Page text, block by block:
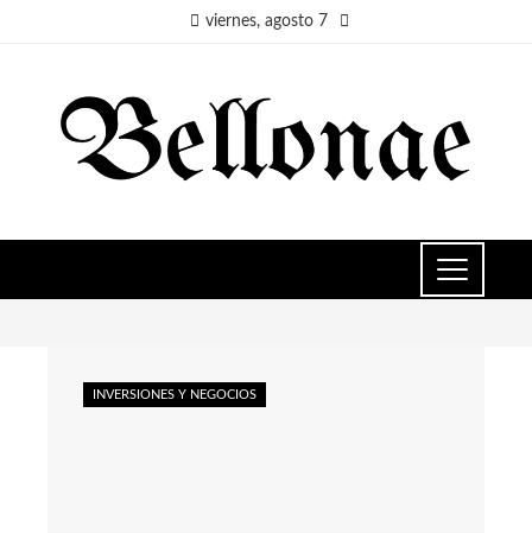
viernes, agosto 7
INVERSIONES Y NEGOCIOS